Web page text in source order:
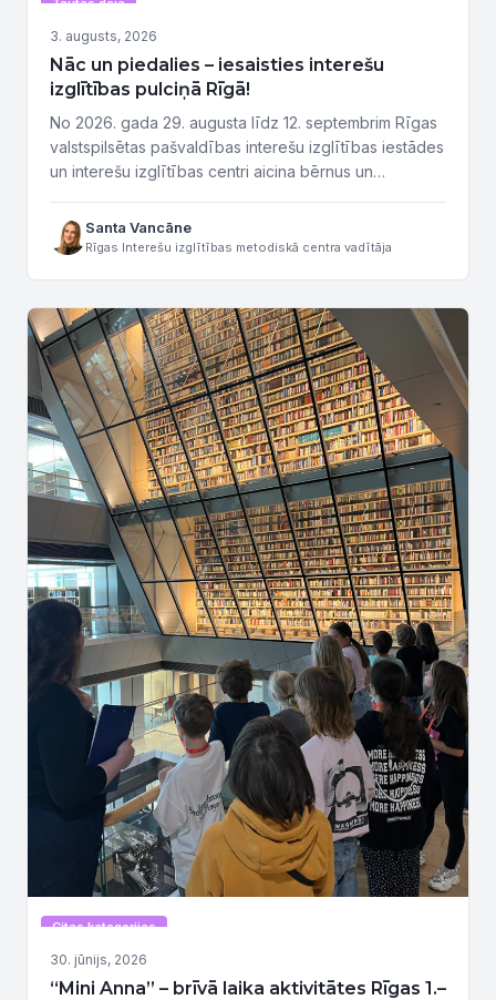
Tautas deja
3. augusts, 2026
Nāc un piedalies – iesaisties interešu
izglītības pulciņā Rīgā!
No 2026. gada 29. augusta līdz 12. septembrim Rīgas
valstspilsētas pašvaldības interešu izglītības iestādes
un interešu izglītības centri aicina bērnus un
interešu izglītības piedāvājumu ikgadējā atvērto
durvju dienu pasākumā “Nāc un piedalies!”. Pasākumu
pamatskola...
Santa Vancāne
Rīgas Interešu izglītības metodiskā centra vadītāja
Citas kategorijas
30. jūnijs, 2026
“Mini Anna” – brīvā laika aktivitātes Rīgas 1.–